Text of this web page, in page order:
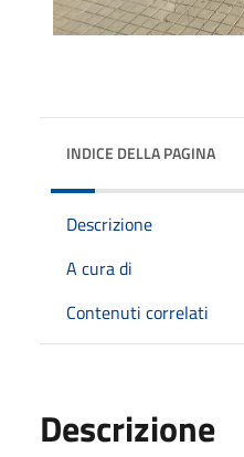
INDICE DELLA PAGINA
Descrizione
A cura di
Contenuti correlati
Descrizione